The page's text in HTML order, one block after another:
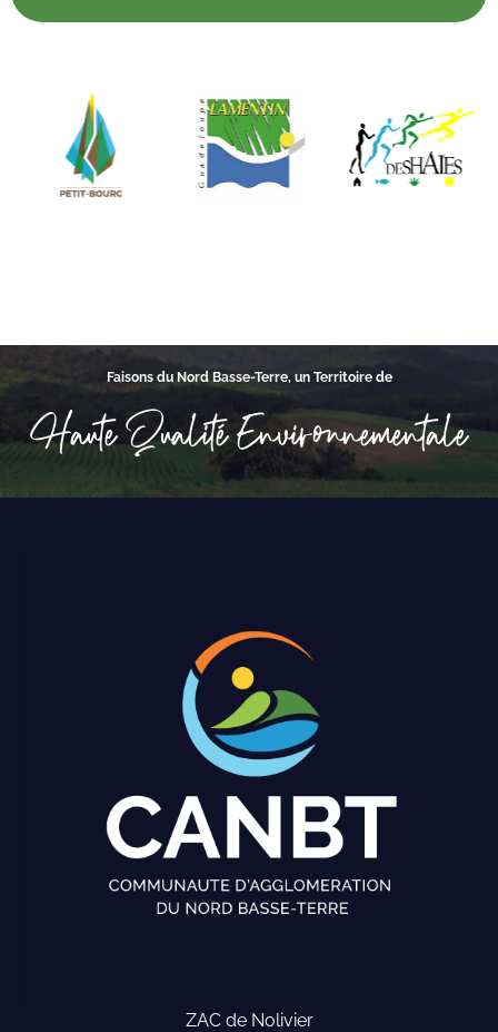
Faisons du Nord Basse-Terre, un Territoire de
Haute Qualité Environnementale
ZAC de Nolivier